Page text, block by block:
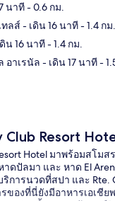
นาที- 0.6 กม.
ลส์ - เดิน 16 นาที- 1.4 กม.
น 16 นาที- 1.4 กม.
อาเรนัล - เดิน 17 นาที-
Club Resort
Hotel มาพร้อมสโม
ดปัลมา และ หาด El
การนวดที่สปา และ Rte.
ของที่นี่ยังมีอาหารเอเชีย